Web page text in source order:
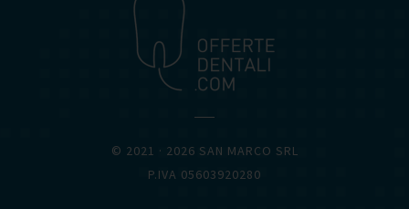
© 2021 · 2026 SAN MARCO SRL
P.IVA 05603920280